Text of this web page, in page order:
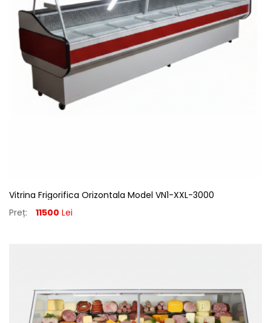
Vitrina Frigorifica Orizontala Model VN1-XXL-3000
Preț:
11500 Lei